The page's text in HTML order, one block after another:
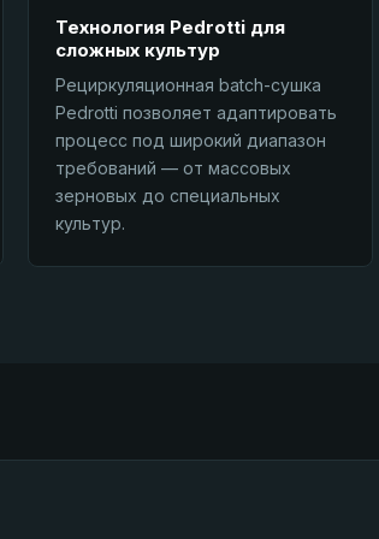
Технология Pedrotti для
сложных культур
Рециркуляционная batch-сушка
Pedrotti позволяет адаптировать
процесс под широкий диапазон
требований — от массовых
зерновых до специальных
культур.